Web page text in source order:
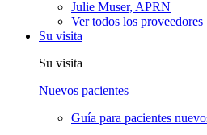
Julie Muser, APRN
Ver todos los proveedores
Su visita
Su visita
Nuevos pacientes
Guía para pacientes